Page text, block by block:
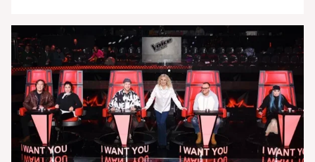
Senior si era conclusa qualche settimana fa con la
vittoria di Maria Teresa Reale del team [']